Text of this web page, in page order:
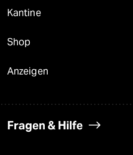
Kantine
Shop
Anzeigen
Fragen & Hilfe